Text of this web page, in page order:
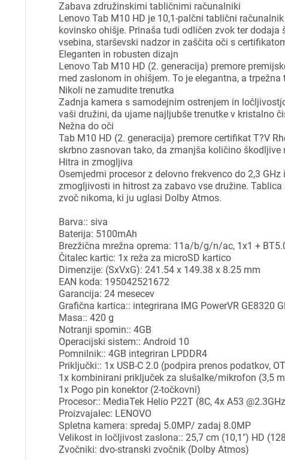
Zabava združinskimi tabličnimi računalniki
Lenovo Tab M10 HD je 10,1-palčni tablični
kovinsko ohišje. Prinaša tudi odličen zvok ter
vsebina, starševski nadzor in zaščita oči s
Eleganten in robusten dizajn
Lenovo Tab M10 HD (2. generacija) premore
med zaslonom in ohišjem. To je elegantna, a
Nikoli ne zamudite trenutka
Zadnja kamera s samodejnim ostrenjem in
vaši družini, da ujame najljubše trenutke v kristalno
Nežna do oči
Tab M10 HD (2. generacija) premore certifikat T?V
skrbno zasnovan tako, da zmanjša količino
Hitra in zmogljiva
Osemjedrni procesor z delovno frekvenco do 2,3
zmogljivosti in hitrost za zabavo vse družine.
zvoč nikoma, ki ju uglasi Dolby Atmos.
Barva:: siva
Baterija: 5100mAh
Brezžična mrežna oprema: 11a/b/g/n/ac, 1x1 +
Čitalec kartic: 1x reža za microSD kartico
Dimenzije: (SxVxG): 241.54 x 149.38 x 8.25 mm
EAN koda: 195042521672
Garancija: 24 mesecev
Grafična kartica:: integrirana IMG PowerVR GE8320
Masa:: 420 g
Notranji spomin:: 4GB
Operacijski sistem:: Android 10
Pomnilnik:: 4GB integriran LPDDR4
Priključki:: 1x USB-C 2.0 (podpira prenos podatkov,
1x kombinirani priključek za slušalke/mikrofon (3,5
1x Pogo pin konektor (2-točkovni)
Procesor:: MediaTek Helio P22T (8C, 4x A53
Proizvajalec: LENOVO
Spletna kamera: spredaj 5.0MP/ zadaj 8.0MP
Velikost in ločljivost zaslona:: 25,7 cm (10,1") HD
Zvočniki: dvo-stranski zvočnik (Dolby Atmos)